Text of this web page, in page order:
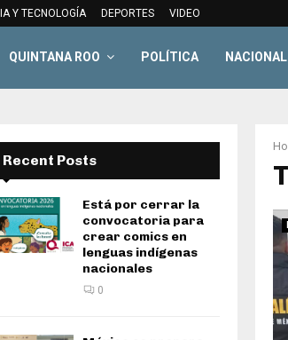
Y TECNOLOGÍA DEPORTES VIDEO
QUINTANA ROO POLÍTICA NACIONAL
Recent Posts
Está por cerrar la
convocatoria para
crear comics en
lenguas indígenas
nacionales
0